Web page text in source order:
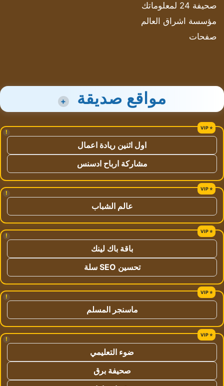
صحيفة 24 لمعلوماتك
مؤسسة اشراق العالم
صفحات
مواقع صديقة +
!
اول اثنين ريادة اعمال
مشاركة ارباح ادسنس
!
عالم الشباب
!
باقة باك لينك
تحسين SEO سلة
!
ماسنجر المسلم
!
ضوء التعليمي
صحيفة برق